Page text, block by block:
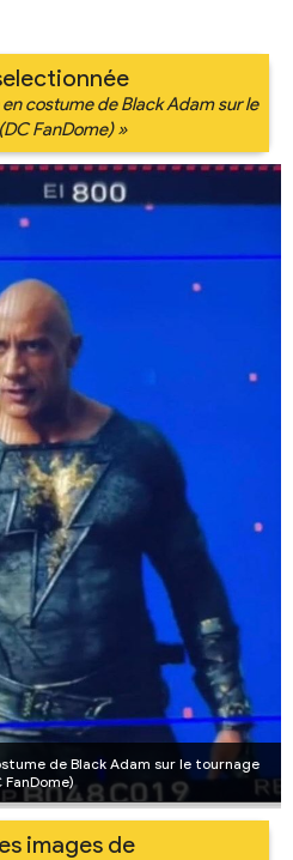
costume de Black Adam sur le
FanDome) »
de Black Adam sur le tournage
FanDome)
images de